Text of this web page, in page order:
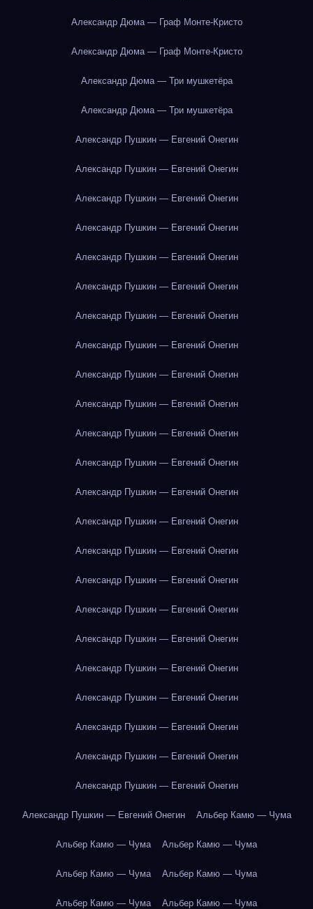
Александр Дюма — Граф Монте-Кристо
Александр Дюма — Граф Монте-Кристо
Александр Дюма — Три мушкетёра
Александр Дюма — Три мушкетёра
Александр Пушкин — Евгений Онегин
Александр Пушкин — Евгений Онегин
Александр Пушкин — Евгений Онегин
Александр Пушкин — Евгений Онегин
Александр Пушкин — Евгений Онегин
Александр Пушкин — Евгений Онегин
Александр Пушкин — Евгений Онегин
Александр Пушкин — Евгений Онегин
Александр Пушкин — Евгений Онегин
Александр Пушкин — Евгений Онегин
Александр Пушкин — Евгений Онегин
Александр Пушкин — Евгений Онегин
Александр Пушкин — Евгений Онегин
Александр Пушкин — Евгений Онегин
Александр Пушкин — Евгений Онегин
Александр Пушкин — Евгений Онегин
Александр Пушкин — Евгений Онегин
Александр Пушкин — Евгений Онегин
Александр Пушкин — Евгений Онегин
Александр Пушкин — Евгений Онегин
Александр Пушкин — Евгений Онегин
Александр Пушкин — Евгений Онегин
Александр Пушкин — Евгений Онегин
Александр Пушкин — Евгений Онегин Альбер Камю — Чума
Альбер Камю — Чума Альбер Камю — Чума
Альбер Камю — Чума Альбер Камю — Чума
Альбер Камю — Чума Альбер Камю — Чума